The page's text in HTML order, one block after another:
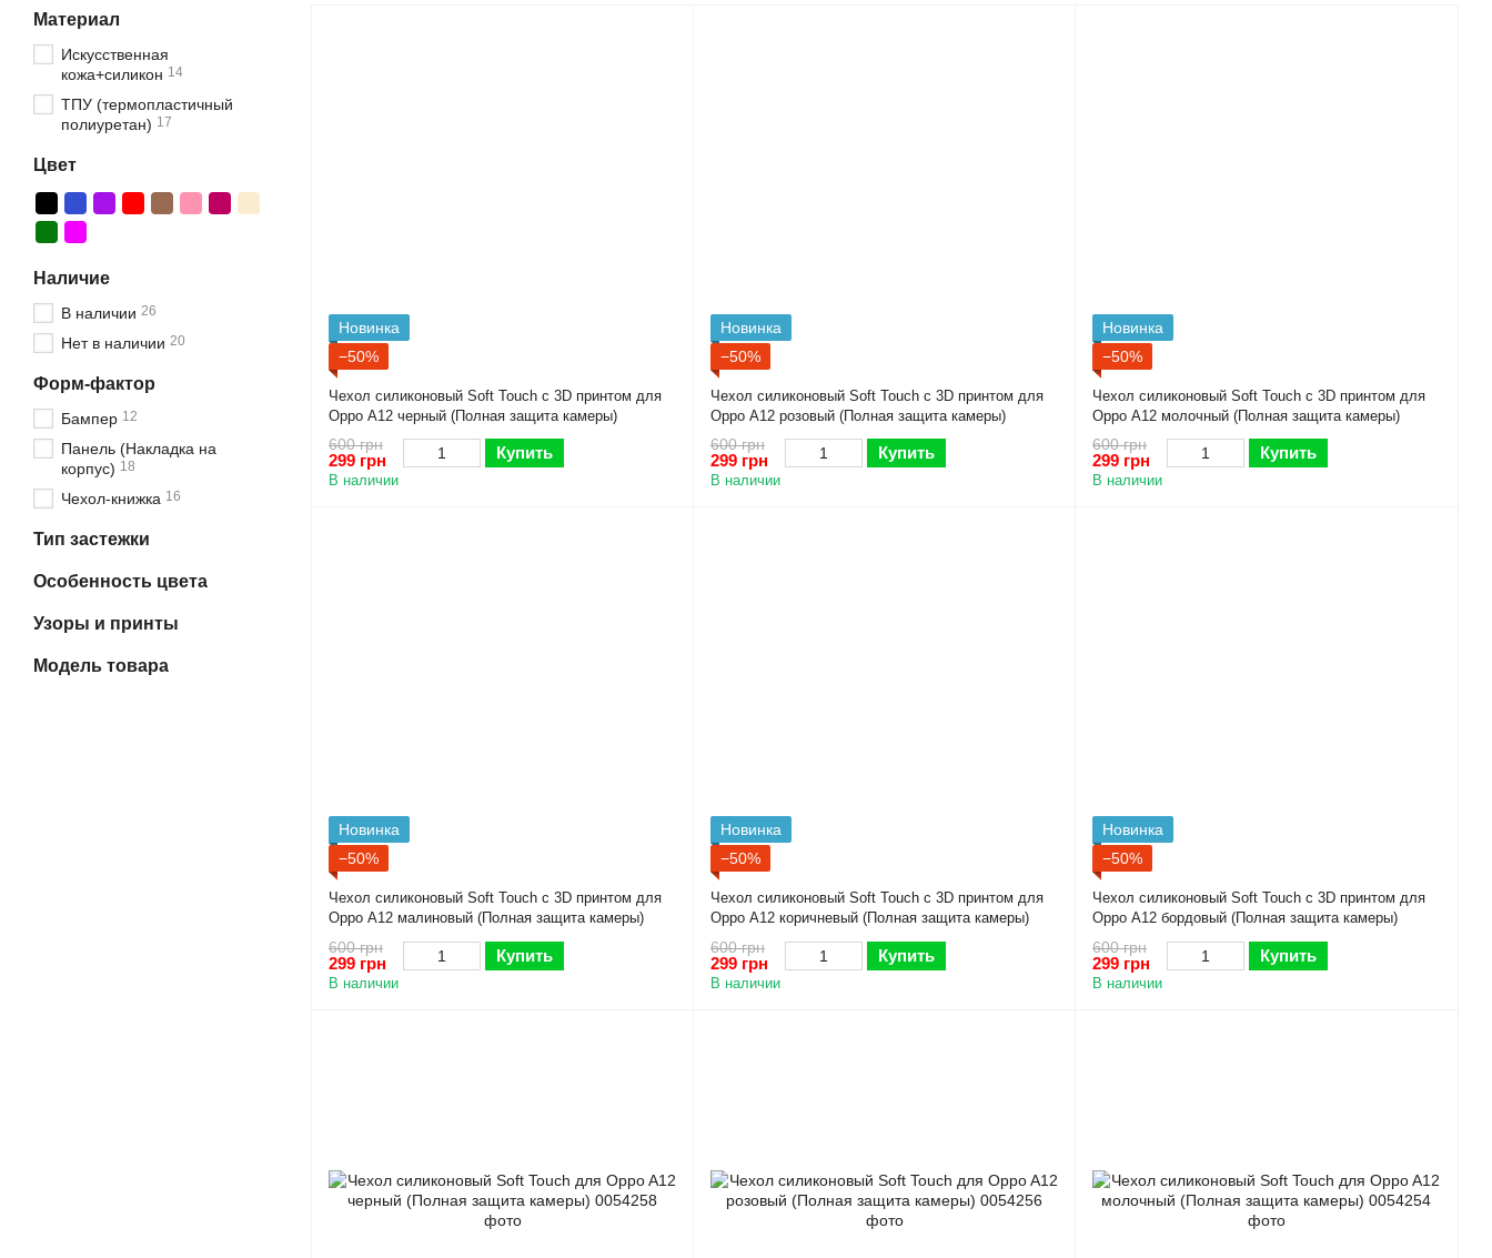
Новинка
−50%
Чехол силиконовый Soft Touch с 3D принтом для
Oppo A12 черный (Полная защита камеры)
600 грн
299 грн Купить
В наличии
Новинка
−50%
Чехол силиконовый Soft Touch с 3D принтом для
Oppo A12 розовый (Полная защита камеры)
600 грн
299 грн Купить
В наличии
Новинка
−50%
Чехол силиконовый Soft Touch с 3D принтом для
Oppo A12 молочный (Полная защита камеры)
600 грн
299 грн Купить
В наличии
Новинка
−50%
Чехол силиконовый Soft Touch с 3D принтом для
Oppo A12 малиновый (Полная защита камеры)
600 грн
299 грн Купить
В наличии
Новинка
−50%
Чехол силиконовый Soft Touch с 3D принтом для
Oppo A12 коричневый (Полная защита камеры)
600 грн
299 грн Купить
В наличии
Новинка
−50%
Чехол силиконовый Soft Touch с 3D принтом для
Oppo A12 бордовый (Полная защита камеры)
600 грн
299 грн Купить
В наличии
Материал
Искусственная
кожа+силикон 14
ТПУ (термопластичный
полиуретан) 17
Цвет
Наличие
В наличии 26
Нет в наличии 20
Форм-фактор
Бампер 12
Панель (Накладка на
корпус) 18
Чехол-книжка 16
Тип застежки
Особенность цвета
Узоры и принты
Модель товара